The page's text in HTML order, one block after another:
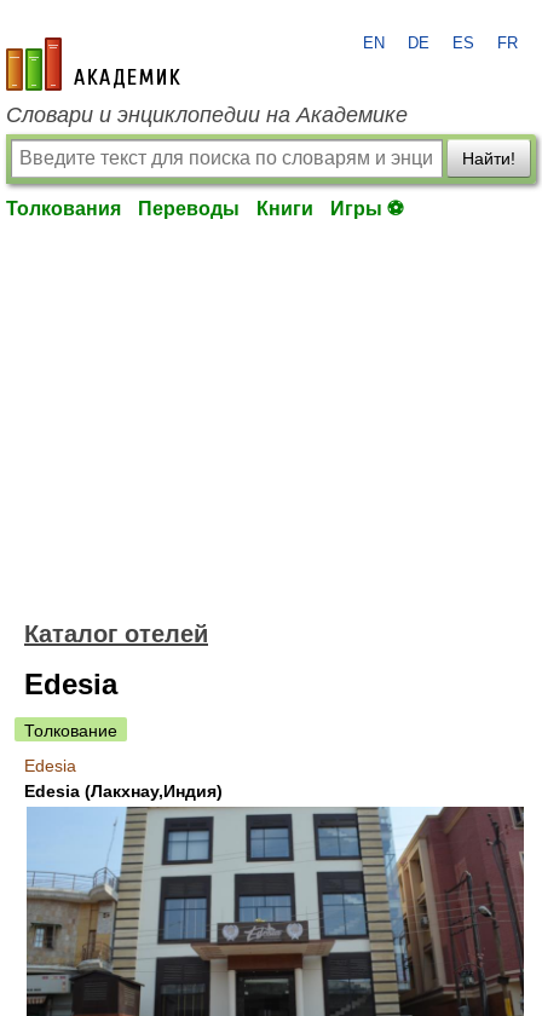
academic.ru
EN DE ES FR
Словари и энциклопедии на Академике
Найти!
Толкования Переводы Книги Игры ⚽
Каталог отелей
Edesia
Толкование
Edesia
Edesia (Лакхнау,Индия)